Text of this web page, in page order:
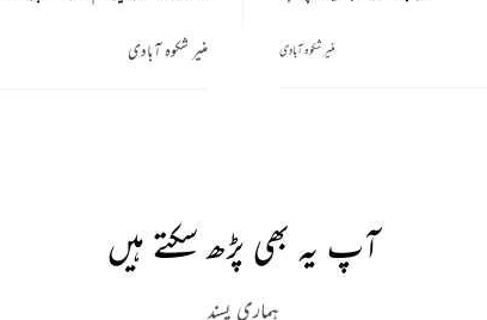
منیر شکوہ آبادی منیر شکوہ آبادی
آپ یہ بھی پڑھ سکتے ہیں
ہماری پسند